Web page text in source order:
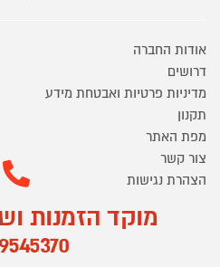
אודות החברה
דרושים
מדיניות פרטיות ואבטחת מידע
תקנון
מפת האתר
צור קשר
הצהרת נגישות
מוקד הזמנות